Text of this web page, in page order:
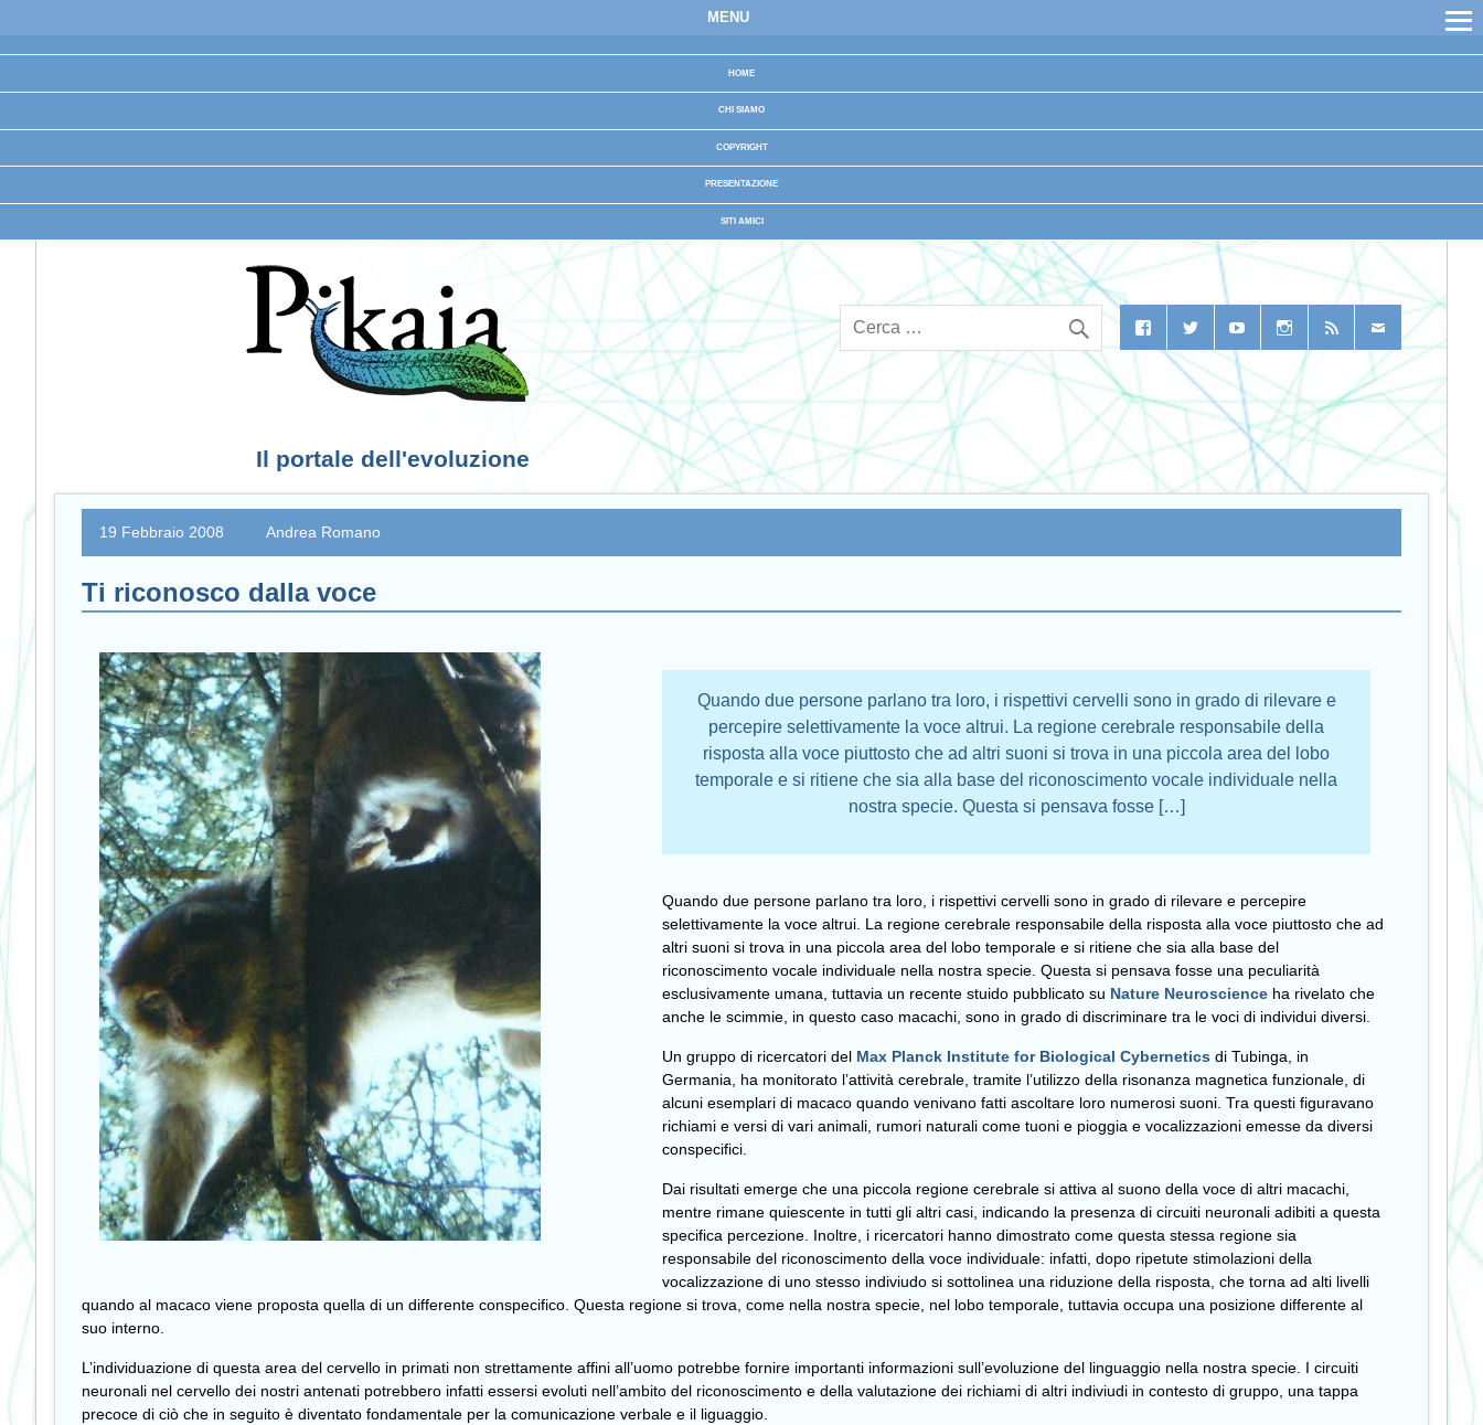
MENU
HOME
CHI SIAMO
COPYRIGHT
PRESENTAZIONE
SITI AMICI
Il portale dell'evoluzione
19 Febbraio 2008 Andrea Romano
Ti riconosco dalla voce
Quando due persone parlano tra loro, i rispettivi cervelli sono in grado di rilevare e
percepire selettivamente la voce altrui. La regione cerebrale responsabile della
risposta alla voce piuttosto che ad altri suoni si trova in una piccola area del lobo
temporale e si ritiene che sia alla base del riconoscimento vocale individuale nella
nostra specie. Questa si pensava fosse […]
Quando due persone parlano tra loro, i rispettivi cervelli sono in grado di rilevare e percepire
selettivamente la voce altrui. La regione cerebrale responsabile della risposta alla voce piuttosto che ad
altri suoni si trova in una piccola area del lobo temporale e si ritiene che sia alla base del
riconoscimento vocale individuale nella nostra specie. Questa si pensava fosse una peculiarità
esclusivamente umana, tuttavia un recente stuido pubblicato su Nature Neuroscience ha rivelato che
anche le scimmie, in questo caso macachi, sono in grado di discriminare tra le voci di individui diversi.
Un gruppo di ricercatori del Max Planck Institute for Biological Cybernetics di Tubinga, in
Germania, ha monitorato l’attività cerebrale, tramite l’utilizzo della risonanza magnetica funzionale, di
alcuni esemplari di macaco quando venivano fatti ascoltare loro numerosi suoni. Tra questi figuravano
richiami e versi di vari animali, rumori naturali come tuoni e pioggia e vocalizzazioni emesse da diversi
conspecifici.
Dai risultati emerge che una piccola regione cerebrale si attiva al suono della voce di altri macachi,
mentre rimane quiescente in tutti gli altri casi, indicando la presenza di circuiti neuronali adibiti a questa
specifica percezione. Inoltre, i ricercatori hanno dimostrato come questa stessa regione sia
responsabile del riconoscimento della voce individuale: infatti, dopo ripetute stimolazioni della
vocalizzazione di uno stesso indiviudo si sottolinea una riduzione della risposta, che torna ad alti livelli
quando al macaco viene proposta quella di un differente conspecifico. Questa regione si trova, come nella nostra specie, nel lobo temporale, tuttavia occupa una posizione differente al
suo interno.
L’individuazione di questa area del cervello in primati non strettamente affini all’uomo potrebbe fornire importanti informazioni sull’evoluzione del linguaggio nella nostra specie. I circuiti
neuronali nel cervello dei nostri antenati potrebbero infatti essersi evoluti nell’ambito del riconoscimento e della valutazione dei richiami di altri indiviudi in contesto di gruppo, una tappa
precoce di ciò che in seguito è diventato fondamentale per la comunicazione verbale e il liguaggio.